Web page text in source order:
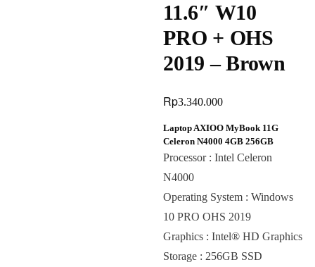
11.6″ W10
PRO + OHS
2019 – Brown
Rp3.340.000
Laptop AXIOO MyBook 11G
Celeron N4000 4GB 256GB
Processor : Intel Celeron
N4000
Operating System : Windows
10 PRO OHS 2019
Graphics : Intel® HD Graphics
Storage : 256GB SSD